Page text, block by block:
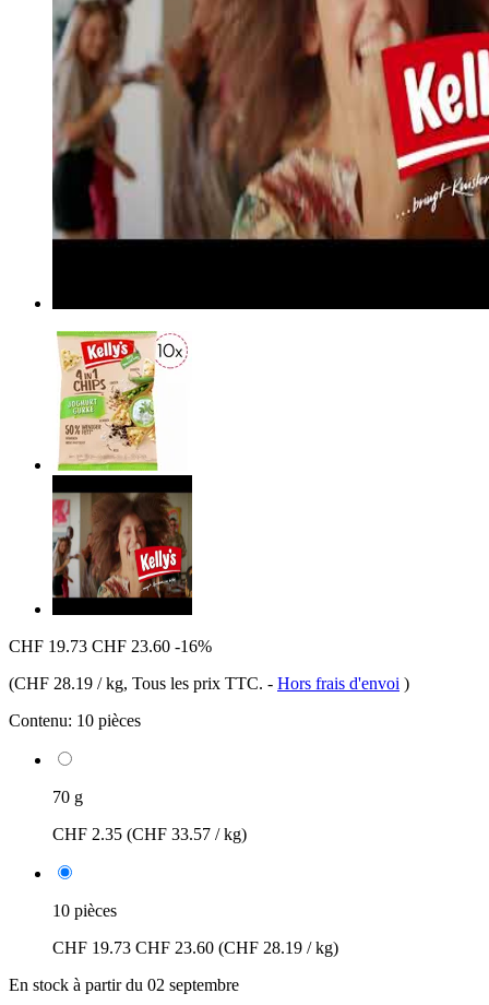
CHF 19.73 CHF 23.60 -16%
(CHF 28.19 / kg, Tous les prix TTC. - Hors frais d'envoi )
Contenu: 10 pièces
70 g
CHF 2.35 (CHF 33.57 / kg)
10 pièces
CHF 19.73 CHF 23.60 (CHF 28.19 / kg)
En stock à partir du 02 septembre